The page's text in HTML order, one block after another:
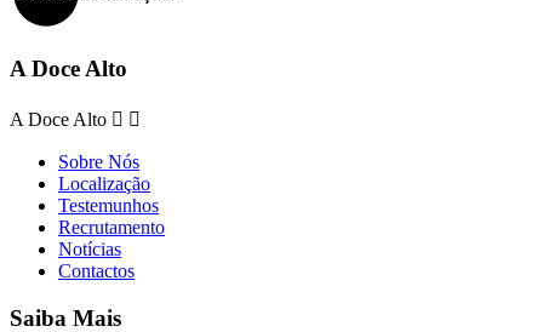
A Doce Alto
A Doce Alto  
Sobre Nós
Localização
Testemunhos
Recrutamento
Notícias
Contactos
Saiba Mais